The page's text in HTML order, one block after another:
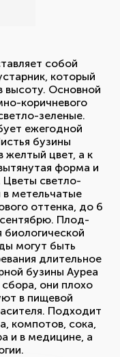
собой
который
высоту. Основной
коричневого
зеленые.
ежегодной
бузины
желтый цвет, а к
форма и
Цветы светло-
метельчатые
оттенка, до 6
Плод-
биологической
могут быть
длительное
бузины Ауреа
они плохо
в пищевой
Подходит
компотов, сока,
и в медицине, а